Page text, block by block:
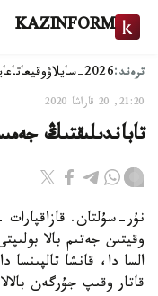
KAZINFORM
ترەند:2026-سايلاۋ وقيعا
21:20, 20 قاراشا 2020
تاباندىلىقتىڭ
نۇر-سۇلتان.
وقيتىن جەتىم بالا
السا دا، قانشا
قاتار وقىپ جۇرگەن